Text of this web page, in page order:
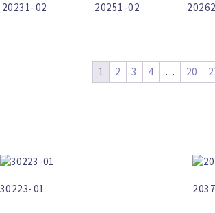
20231-02 20251-02
1 2 3 4 … 20
30223-01